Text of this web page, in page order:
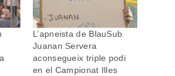
L’apneista de BlauSub
Juanan Servera
aconsegueix triple podi
en el Campionat Illes